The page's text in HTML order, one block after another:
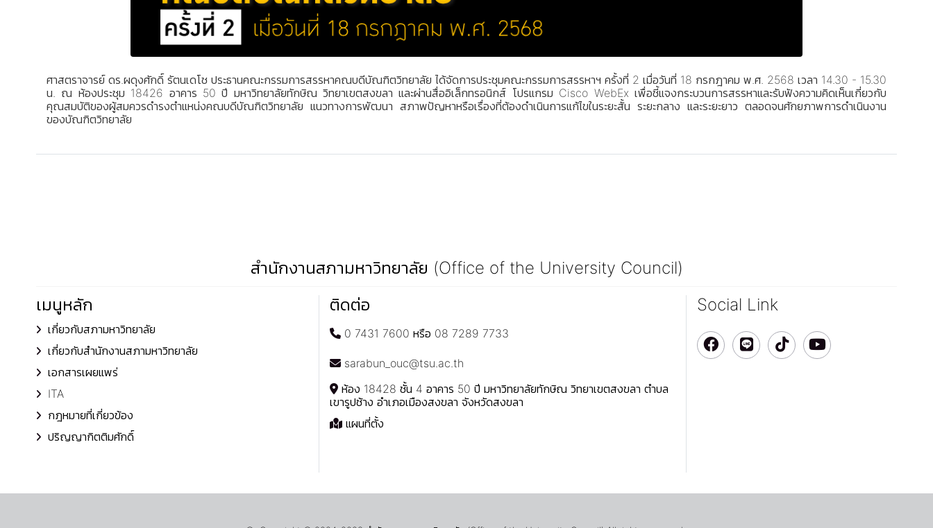
ศาสตราจารย์ ดร.ผดุงศักดิ์ รัตนเดโช ประธานคณะกรรมการสรรหาคณบดีบัณฑิตวิทยาลัย ได้จัดการประชุมคณะกรรมการสรรหาฯ ครั้งที่ 2 เมื่อวันที่ 18 กรกฎาคม พ.ศ. 2568 เวลา 14.30 - 15.30
น. ณ ห้องประชุม 18426 อาคาร 50 ปี มหาวิทยาลัยทักษิณ วิทยาเขตสงขลา และผ่านสื่ออิเล็กทรอนิกส์ โปรแกรม Cisco WebEx เพื่อชี้แจงกระบวนการสรรหาและรับฟังความคิดเห็นเกี่ยวกับ
คุณสมบัติของผู้สมควรดำรงตำแหน่งคณบดีบัณฑิตวิทยาลัย แนวทางการพัฒนา สภาพปัญหาหรือเรื่องที่ต้องดำเนินการแก้ไขในระยะสั้น ระยะกลาง และระยะยาว ตลอดจนศักยภาพการดำเนินงาน
ของบัณฑิตวิทยาลัย
สำนักงานสภามหาวิทยาลัย (Office of the University Council)
เมนูหลัก
เกี่ยวกับสภามหาวิทยาลัย
เกี่ยวกับสำนักงานสภามหาวิทยาลัย
เอกสารเผยแพร่
ITA
กฎหมายที่เกี่ยวข้อง
ปริญญากิตติมศักดิ์
ติดต่อ
0 7431 7600 หรือ 08 7289 7733
sarabun_ouc@tsu.ac.th
ห้อง 18428 ชั้น 4 อาคาร 50 ปี มหาวิทยาลัยทักษิณ วิทยาเขตสงขลา ตำบล
เขารูปช้าง อำเภอเมืองสงขลา จังหวัดสงขลา
แผนที่ตั้ง
Social Link